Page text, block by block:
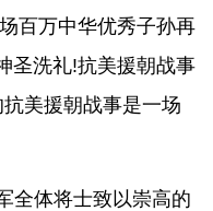
百万中华优秀子孙再
圣洗礼!抗美援朝战事
美援朝战事是一场
全体将士致以崇高的